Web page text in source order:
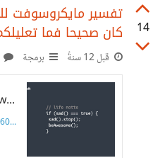
يشعر المستخدم بالضجر
25% من المواضيع
يشارك فيها المستخدم
فاتته). * 25% من
يتابعها المستخدم. *
14
تفسير مايكروسوفت
كان صحيحا فما
قبل 12 سنةً برمجة
Microsoft Developer on Twitter